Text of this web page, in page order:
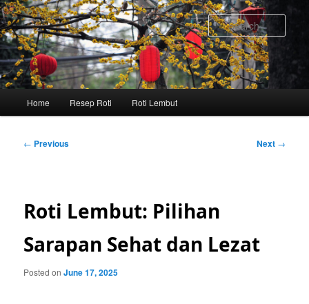
Skip
to
primary
content
Home Resep Roti Roti Lembut
Post
← Previous Next →
Roti Lembut: Pilihan
Sarapan Sehat dan Lezat
Posted onJune 17, 2025